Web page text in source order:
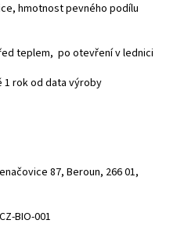
hmotnost pevného podílu
teplem, po otevření v lednici
1 rok od data výroby
87, Beroun, 266 01,
BIO-001